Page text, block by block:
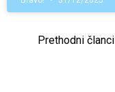
Prethodni članci